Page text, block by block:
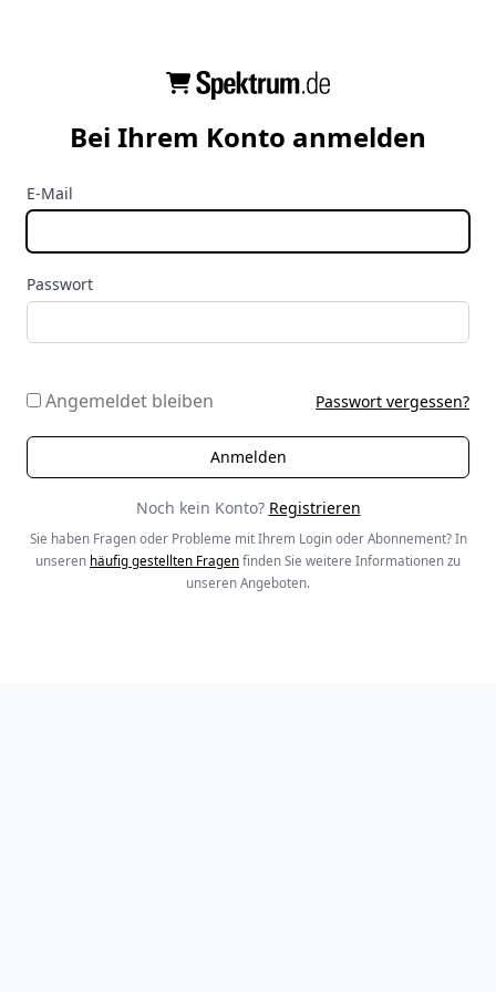
Bei Ihrem Konto anmelden
E-Mail
Passwort
Angemeldet bleiben Passwort vergessen?
Noch kein Konto? Registrieren
Sie haben Fragen oder Probleme mit Ihrem Login oder Abonnement? In
unseren häufig gestellten Fragen finden Sie weitere Informationen zu
unseren Angeboten.